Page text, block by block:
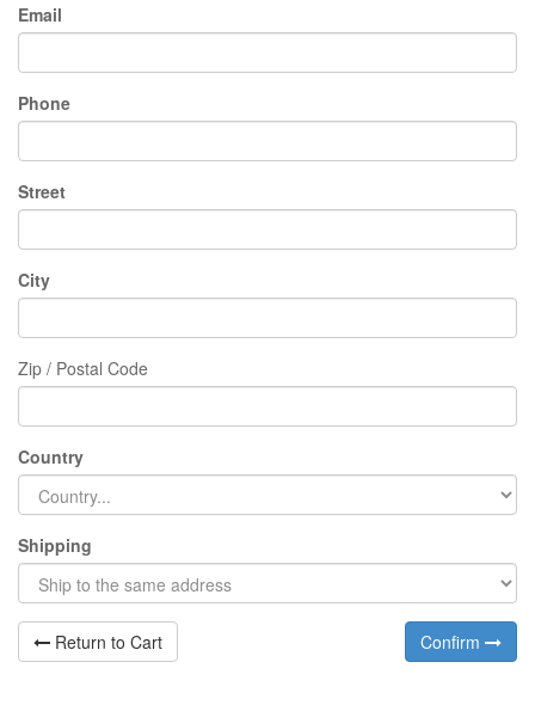
Email
Phone
Street
City
Zip / Postal Code
Country
Shipping
Return to Cart Confirm